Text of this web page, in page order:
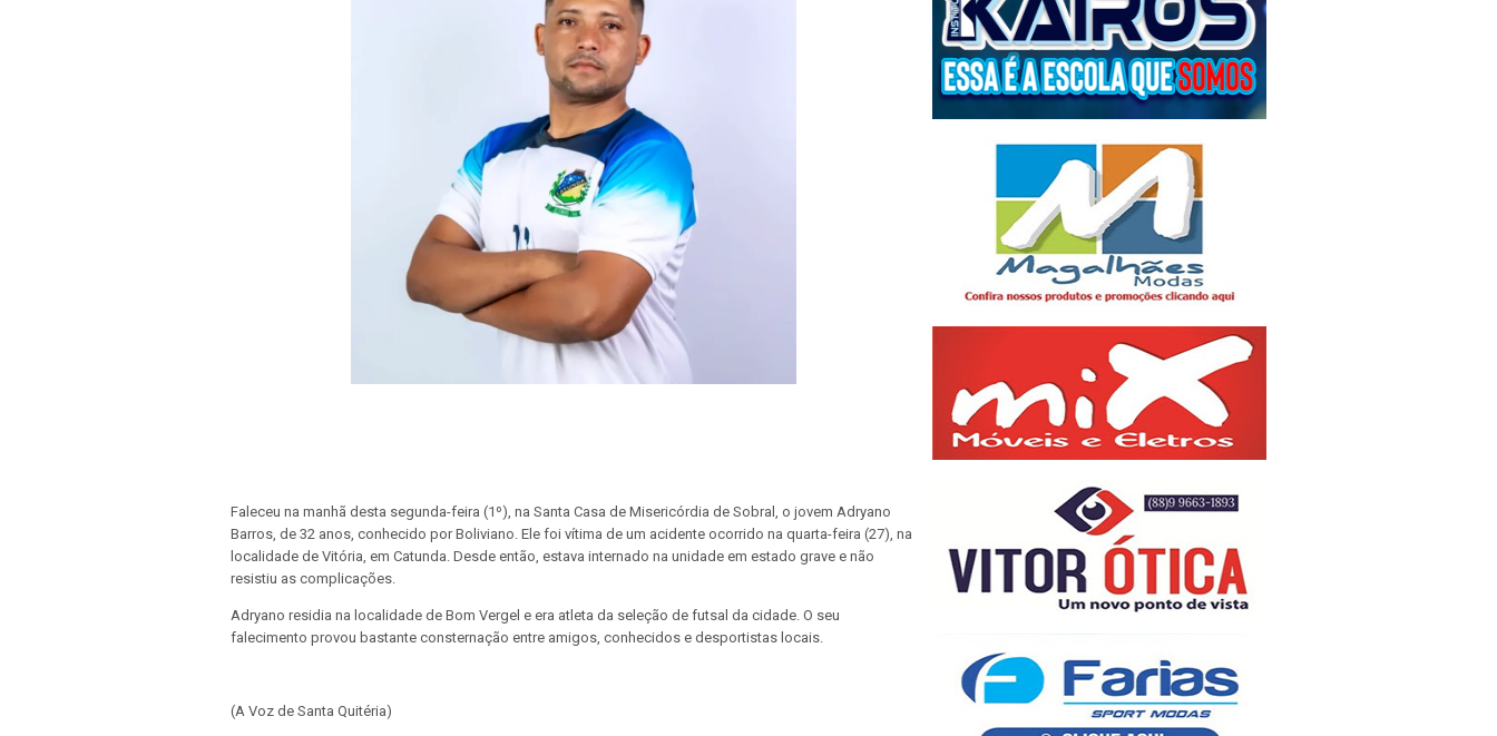
Faleceu na manhã desta segunda-feira (1º), na Santa Casa de Misericórdia de Sobral, o jovem Adryano
Barros, de 32 anos, conhecido por Boliviano. Ele foi vítima de um acidente ocorrido na quarta-feira (27), na
localidade de Vitória, em Catunda. Desde então, estava internado na unidade em estado grave e não
resistiu as complicações.
Adryano residia na localidade de Bom Vergel e era atleta da seleção de futsal da cidade. O seu
falecimento provou bastante consternação entre amigos, conhecidos e desportistas locais.
(A Voz de Santa Quitéria)